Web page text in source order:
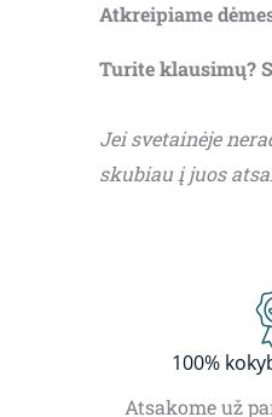
Atkreipiame
Turite klausimų?
Jei svetainėje
skubiau į juos
100%
Atsakome už